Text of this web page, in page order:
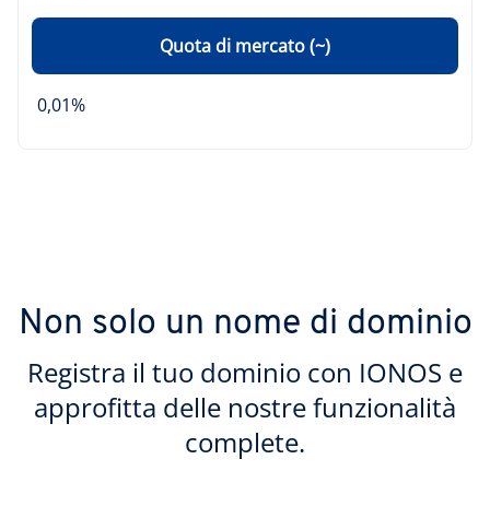
Quota di mercato (~)
0,01%
Non solo un nome di dominio
Registra il tuo dominio con IONOS e
approfitta delle nostre funzionalità
complete.